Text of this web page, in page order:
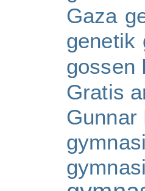
Gaza
genetik
gossen
Gratis
Gunnar